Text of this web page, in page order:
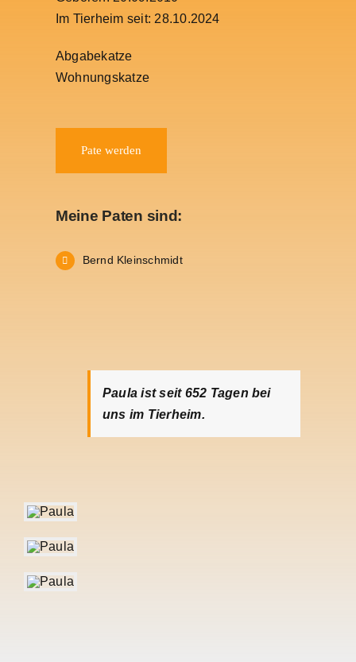
Im Tierheim seit: 28.10.2024
Abgabekatze
Wohnungskatze
Pate werden
Meine Paten sind:
Bernd Kleinschmidt
Paula ist seit 652 Tagen bei
uns im Tierheim.